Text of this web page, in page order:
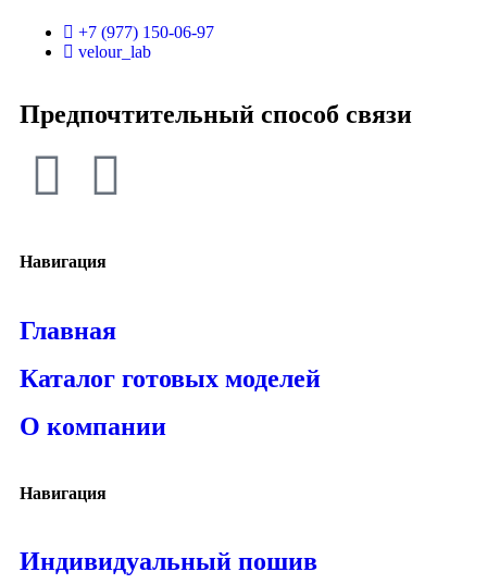
+7 (977) 150-06-97
velour_lab
Предпочтительный способ связи
Навигация
Главная
Каталог готовых моделей
О компании
Навигация
Индивидуальный пошив